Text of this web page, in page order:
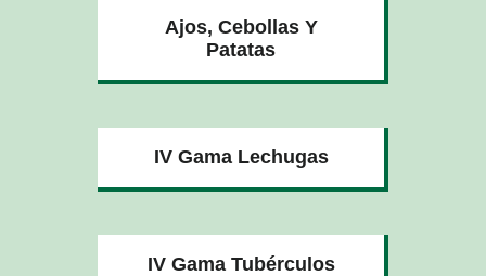
Ajos, Cebollas Y
Patatas
IV Gama Lechugas
IV Gama Tubérculos